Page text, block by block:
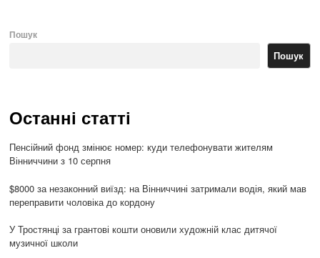
Пошук
Пошук
Останні статті
Пенсійний фонд змінює номер: куди телефонувати жителям
Вінниччини з 10 серпня
$8000 за незаконний виїзд: на Вінниччині затримали водія, який мав
переправити чоловіка до кордону
У Тростянці за грантові кошти оновили художній клас дитячої
музичної школи